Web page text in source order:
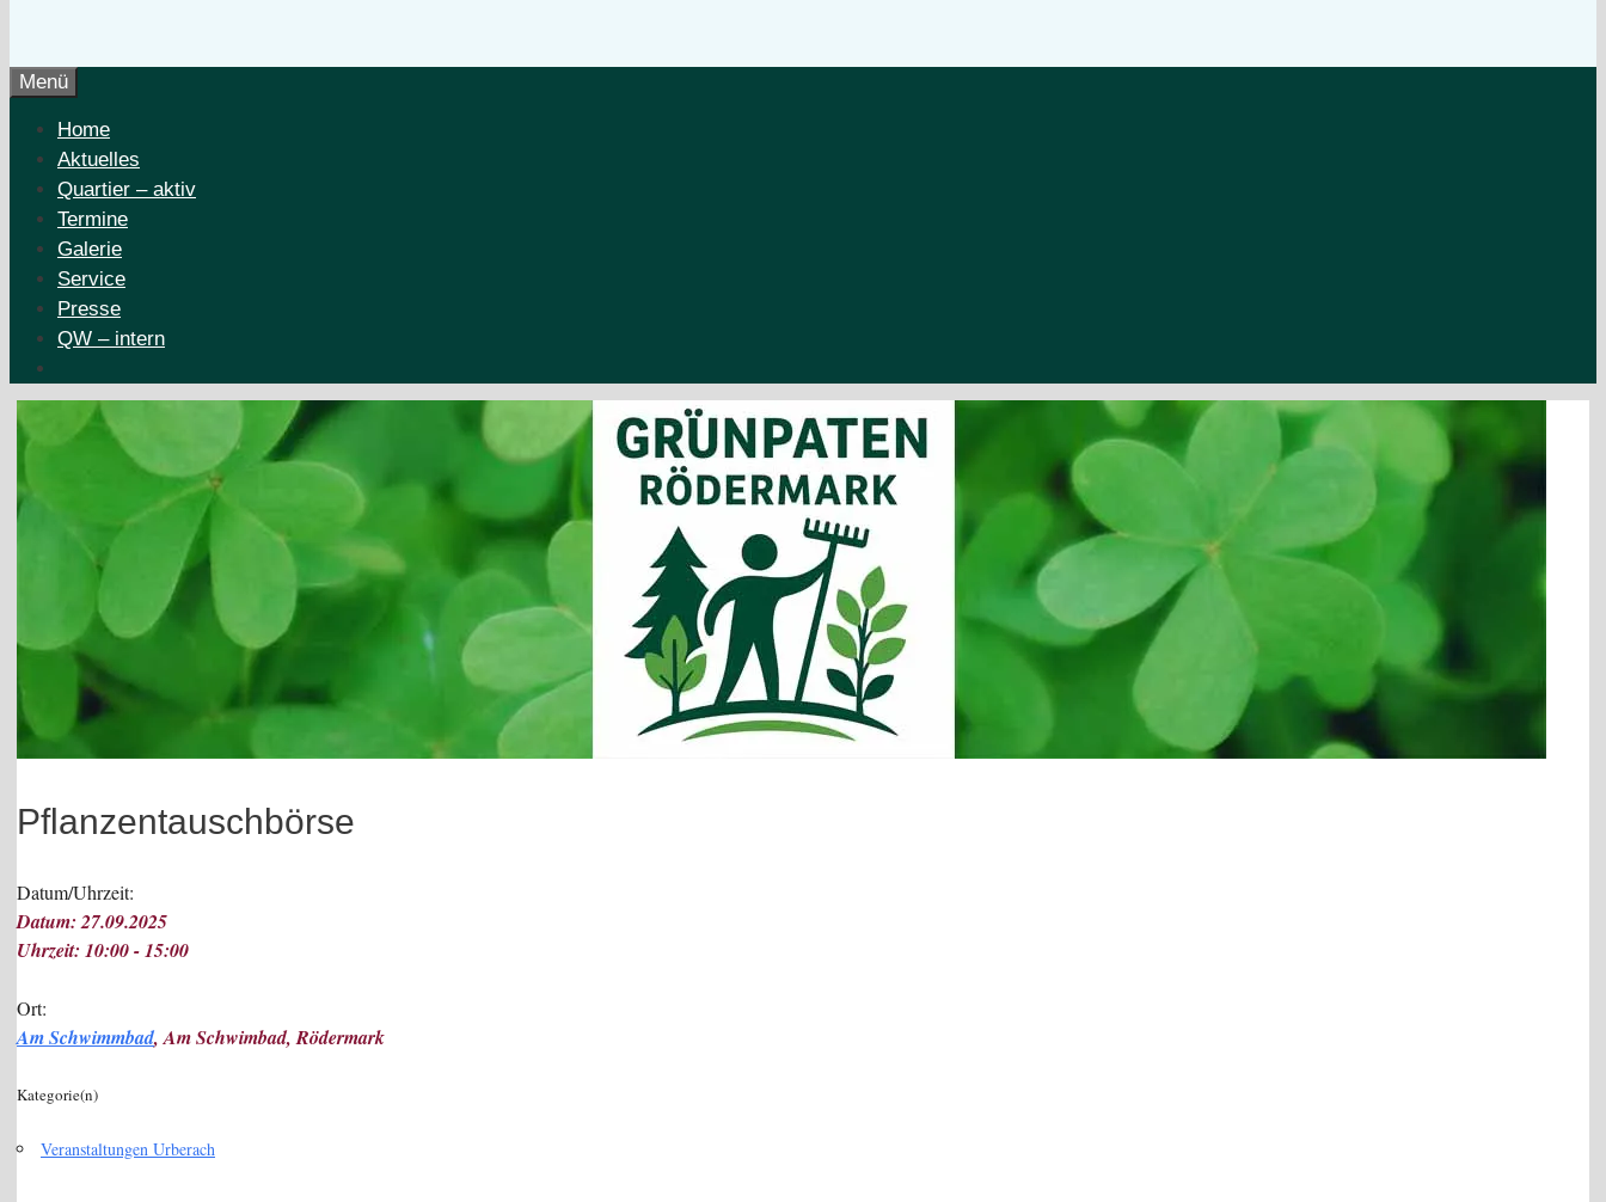
Menü
Home
Aktuelles
Quartier – aktiv
Termine
Galerie
Service
Presse
QW – intern
Pflanzentauschbörse
Datum/Uhrzeit:
Datum: 27.09.2025
Uhrzeit: 10:00 - 15:00
Ort:
Am Schwimmbad, Am Schwimbad, Rödermark
Kategorie(n)
Veranstaltungen Urberach